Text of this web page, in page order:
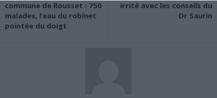
commune de Rousset : 750
malades, l’eau du robinet
pointée du doigt
irrité avec les conseils du
Dr Saurin